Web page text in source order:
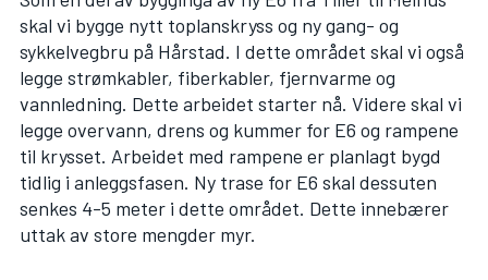
skal vi bygge nytt toplanskryss og ny gang- og
sykkelvegbru på Hårstad. I dette området skal vi også
legge strømkabler, fiberkabler, fjernvarme og
vannledning. Dette arbeidet starter nå. Videre skal vi
legge overvann, drens og kummer for E6 og rampene
til krysset. Arbeidet med rampene er planlagt bygd
tidlig i anleggsfasen. Ny trase for E6 skal dessuten
senkes 4-5 meter i dette området. Dette innebærer
uttak av store mengder myr.